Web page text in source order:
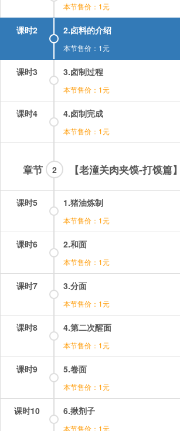
本节售价：1元
课时2 2.卤料的介绍
本节售价：1元
课时3 3.卤制过程
本节售价：1元
课时4 4.卤制完成
本节售价：1元
章节 【老潼关肉夹馍-打馍篇】
2
课时5 1.猪油炼制
本节售价：1元
课时6 2.和面
本节售价：1元
课时7 3.分面
本节售价：1元
课时8 4.第二次醒面
本节售价：1元
课时9 5.卷面
本节售价：1元
课时10 6.揪剂子
本节售价：1元